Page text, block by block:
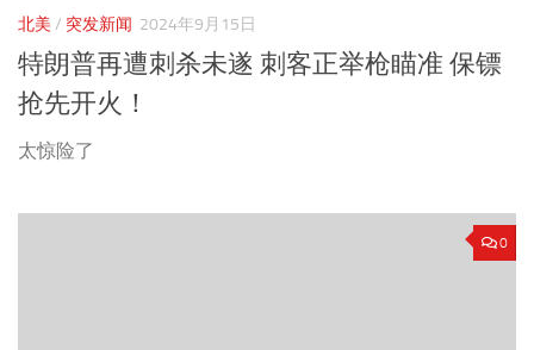
北美 / 突发新闻 2024年9月15日
特朗普再遭刺杀未遂 刺客正举枪瞄准 保镖
抢先开火！
太惊险了
0